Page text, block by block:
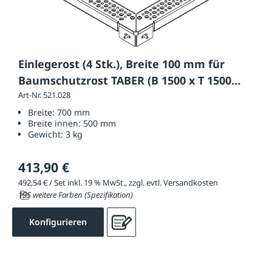
Einlegerost (4 Stk.), Breite 100 mm für
Baumschutzrost TABER (B 1500 x T 1500
mm)
Art-Nr. 521.028
Breite: 700 mm
Breite innen: 500 mm
Gewicht: 3 kg
413,90 €
492,54 € / Set inkl. 19 % MwSt., zzgl. evtl. Versandkosten
195 weitere Farben (Spezifikation)
Konfigurieren